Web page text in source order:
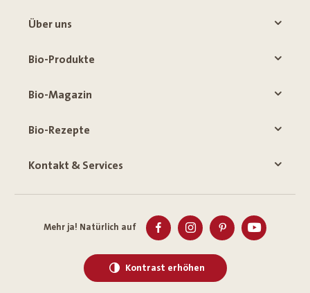
Über uns
Bio-Produkte
Bio-Magazin
Bio-Rezepte
Kontakt & Services
Mehr ja! Natürlich auf
Kontrast erhöhen